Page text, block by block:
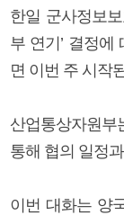
한일 군사정보
부 연기’ 결정
면 이번 주 시작
산업통상자원부
통해 협의 일정
이번 대화는 양